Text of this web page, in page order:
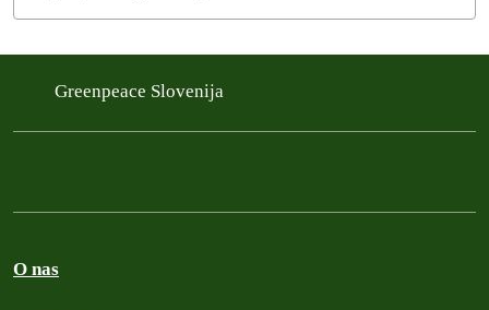
Greenpeace Slovenija
O nas